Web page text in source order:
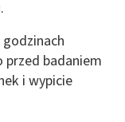
przed badaniem
i wypicie